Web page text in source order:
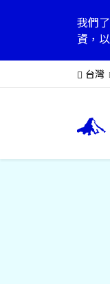
台灣
我們
資，